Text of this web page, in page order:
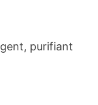
purifiant